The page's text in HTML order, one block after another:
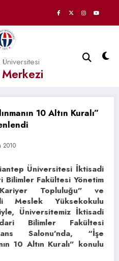
10 Altın Kuralı”
2010
Üniversitesi İktisadi
Bilimler Fakültesi Yönetim
Topluluğu” ve
Meslek Yüksekokulu
Üniversitemiz İktisadi
Bilimler Fakültesi
Salonu’nda, “İşe
10 Altın Kuralı” konulu